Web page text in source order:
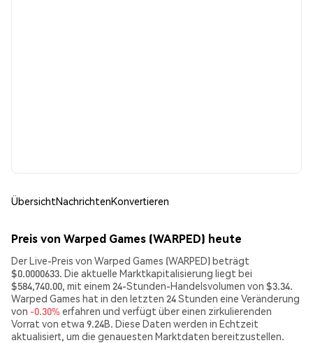
ÜbersichtNachrichtenKonvertieren
Preis von Warped Games (WARPED) heute
Der Live-Preis von Warped Games (WARPED) beträgt
$0.0000633. Die aktuelle Marktkapitalisierung liegt bei
$584,740.00, mit einem 24-Stunden-Handelsvolumen von $3.34.
Warped Games hat in den letzten 24 Stunden eine Veränderung
von -0.30% erfahren und verfügt über einen zirkulierenden
Vorrat von etwa 9.24B. Diese Daten werden in Echtzeit
aktualisiert, um die genauesten Marktdaten bereitzustellen.